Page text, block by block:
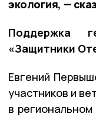
экология, —
Поддержка
«Защитники
Евгений
участников и
в